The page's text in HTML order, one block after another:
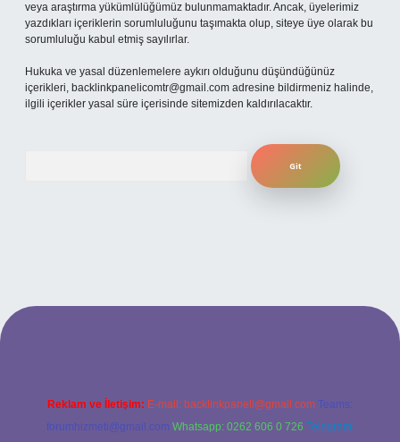
veya araştırma yükümlülüğümüz bulunmamaktadır. Ancak, üyelerimiz
yazdıkları içeriklerin sorumluluğunu taşımakta olup, siteye üye olarak bu
sorumluluğu kabul etmiş sayılırlar.
Hukuka ve yasal düzenlemelere aykırı olduğunu düşündüğünüz
içerikleri, backlinkpanelicomtr@gmail.com adresine bildirmeniz halinde,
ilgili içerikler yasal süre içerisinde sitemizden kaldırılacaktır.
giriş
Reklam ve İletişim: E-mail: backlinkpaneli@gmail.com Teams:
forumhizmeti@gmail.com Whatsapp: 0262 606 0 726 Telegram: